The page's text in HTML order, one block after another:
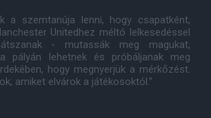
a szemtanúja lenni, hogy csapatként,
Unitedhez méltó lelkesedéssel
- mutassák meg magukat,
pályán lehetnek és próbáljanak meg
hogy megnyerjük a mérkőzést.
amiket elvárok a játékosoktól."